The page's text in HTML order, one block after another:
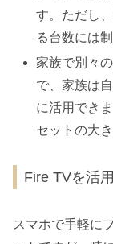
す。ただし
る台数には
家族で別々
で、家族は
に活用でき
セットの大
Fire TVを活
スマホで手軽に